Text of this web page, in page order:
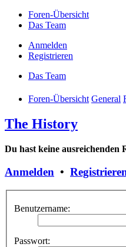
Foren-Übersicht
Das Team
Anmelden
Registrieren
Das Team
Foren-Übersicht General
The History
Du hast keine ausreichenden
Anmelden •
Benutzername:
Passwort: